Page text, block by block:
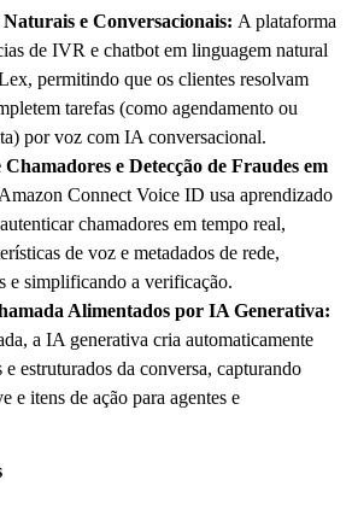
e Conversacionais: A plataforma
de IVR e chatbot em linguagem natural
permitindo que os clientes resolvam
tarefas (como agendamento ou
por voz com IA conversacional.
e Detecção de Fraudes em
Connect Voice ID usa aprendizado
chamadores em tempo real,
de voz e metadados de rede,
e simplificando a verificação.
Alimentados por IA Generativa:
a IA generativa cria automaticamente
e estruturados da conversa, capturando
e itens de ação para agentes e